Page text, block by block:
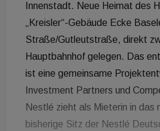
Innenstadt. Neue Heimat des
„Kreisler“-Gebäude Ecke
Straße/Gutleutstraße, direkt
Hauptbahnhof gelegen. Das
ist eine gemeinsame
Investment Partners und
Nestlé zieht als Mieterin in das
bisherige Sitz der Nestlé